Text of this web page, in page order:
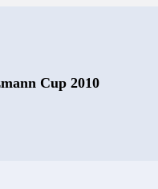
Cup 2010